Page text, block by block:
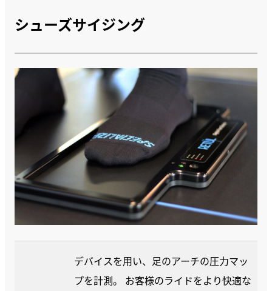
シューズサイジング
デバイスを用い、足のアーチの圧力マッ
プを計測。 お客様のライドをより快適な